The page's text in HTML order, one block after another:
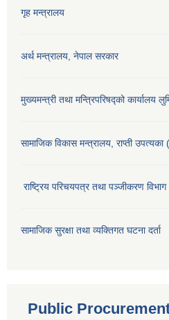
गृह मन्त्रालय
अर्थ मन्त्रालय, नेपाल सरकार
मुख्यमन्त्री तथा मन्त्रिपरिषद्को कार्यालय
सामाजिक विकास मन्‍‍त्रालय, राप्ती
राष्ट्रिय परिचयपत्र तथा पञ्जीकरण विभाग
सामाजिक सुरक्षा तथा व्यक्तिगत घटना दर्ता
Public